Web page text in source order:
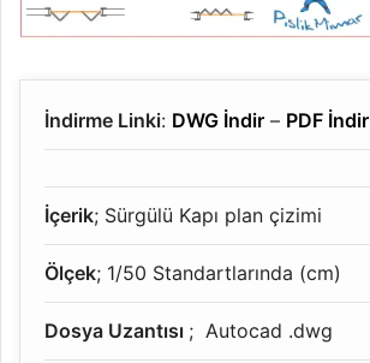
İndirme Linki: DWG İndir – PDF İndir
İçerik; Sürgülü Kapı plan çizimi
Ölçek; 1/50 Standartlarında (cm)
Dosya Uzantısı ; Autocad .dwg